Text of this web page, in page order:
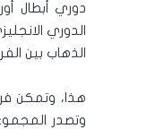
دوري أبطال
الدوري
الذهاب بين
هذا، وتمكن